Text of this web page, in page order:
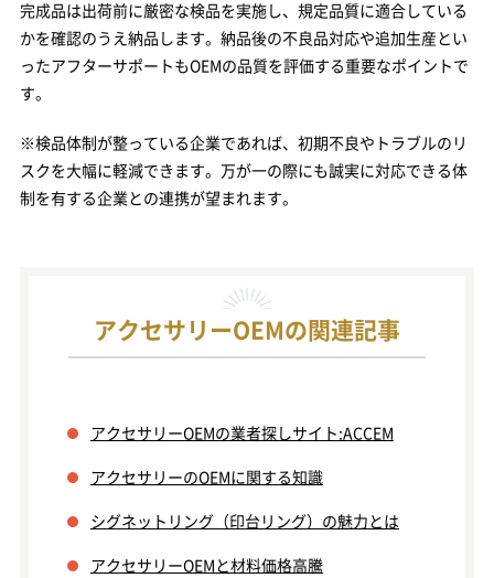
完成品は出荷前に厳密な検品を実施し、規定品質に適合している
かを確認のうえ納品します。納品後の不良品対応や追加生産とい
ったアフターサポートもOEMの品質を評価する重要なポイントで
す。
※検品体制が整っている企業であれば、初期不良やトラブルのリ
スクを大幅に軽減できます。万が一の際にも誠実に対応できる体
制を有する企業との連携が望まれます。
アクセサリーOEMの関連記事
アクセサリーOEMの業者探しサイト:ACCEM
アクセサリーのOEMに関する知識
シグネットリング（印台リング）の魅力とは
アクセサリーOEMと材料価格高騰